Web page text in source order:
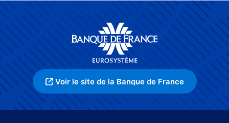
Voir le site de la Banque de France